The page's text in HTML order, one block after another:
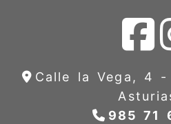
Calle la Vega, 4 -
985 71